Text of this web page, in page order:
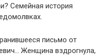
Семейная история
письмо от
Женщина вздрогнула,